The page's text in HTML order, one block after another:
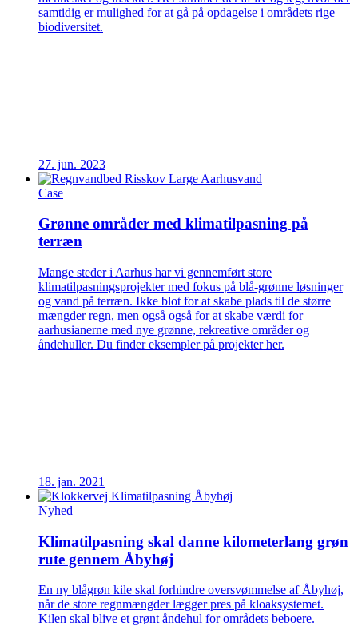
samtidig er mulighed for at gå på opdagelse i områdets rige
biodiversitet.
27. jun. 2023
Case
Grønne områder med klimatilpasning på
terræn
Mange steder i Aarhus har vi gennemført store
klimatilpasningsprojekter med fokus på blå-grønne løsninger
og vand på terræn. Ikke blot for at skabe plads til de større
mængder regn, men også også for at skabe værdi for
aarhusianerne med nye grønne, rekreative områder og
åndehuller. Du finder eksempler på projekter her.
18. jan. 2021
Nyhed
Klimatilpasning skal danne kilometerlang grøn
rute gennem Åbyhøj
En ny blågrøn kile skal forhindre oversvømmelse af Åbyhøj,
når de store regnmængder lægger pres på kloaksystemet.
Kilen skal blive et grønt åndehul for områdets beboere.